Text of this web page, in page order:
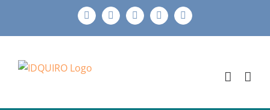
o
FacebookInstagram
X LinkedIn
E-